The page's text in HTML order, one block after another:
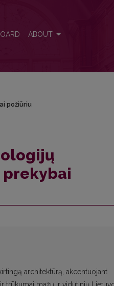
ABOUT
požiūriu
architektūrą, akcentuojant